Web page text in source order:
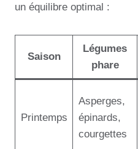
un équilibre optimal :
Saison
Légumes
phare
Printemps
Asperges,
épinards,
courgettes